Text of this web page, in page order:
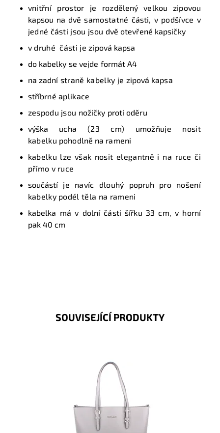
vnitřní prostor je rozdělený velkou zipovou
kapsou na dvěsamostatné části, v podšívce v
jedné části jsou jsou dvě otevřené kapsičky
v druhé části jezipová kapsa
do kabelky se vejde formát A4
na zadnístraně kabelky je zipová kapsa
stříbrné aplikace
zespodu jsou nožičky proti oděru
výška ucha (23 cm) umožňuje nosit
kabelku pohodlně na rameni
kabelku lze však nosit elegantně i na ruce či
přímo v ruce
součástíje navíc dlouhý popruh pro nošení
kabelky podél těla na rameni
kabelka má v dolní části šířku 33 cm, v horní
pak 40 cm
SOUVISEJÍCÍ PRODUKTY
Pevná velká elegantní kabelka do ruky i na rameno
značky FLORA&CO se stříbrnými doplňky.
Momentálně nedostupné
1261
FLORA&CO
2 roky